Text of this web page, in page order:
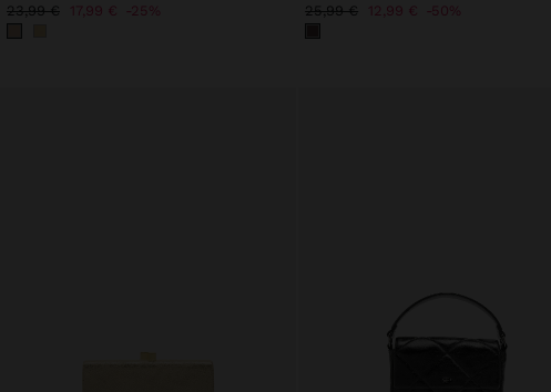
23,99 € 17,99 € 25% 25,99 € 12,99 € 50%